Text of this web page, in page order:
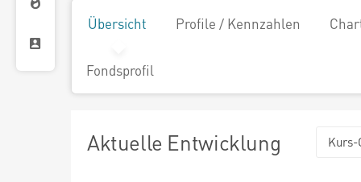
Übersicht Profile / Kennzahlen
Fondsprofil
Aktuelle Entwicklung Kurs-